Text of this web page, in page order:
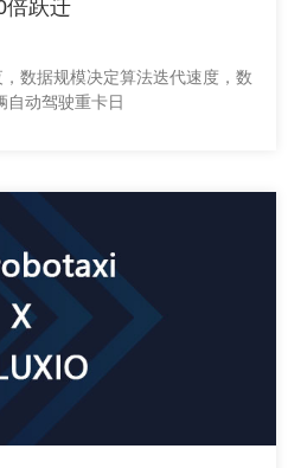
倍跃迁
数据规模决定算法迭代速度，数
自动驾驶重卡日